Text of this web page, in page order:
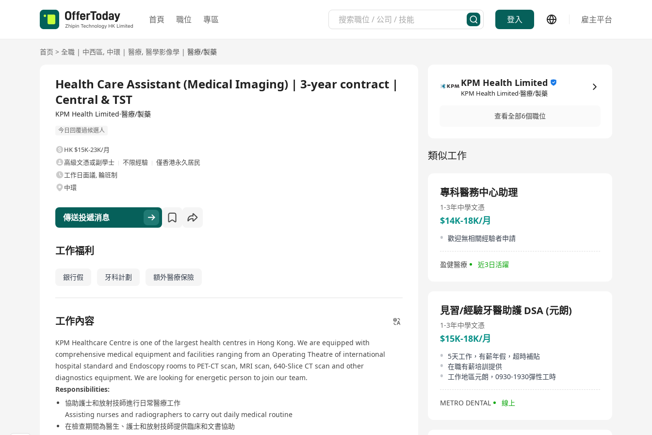
首頁 職位 專區 登入 雇主平台
首页 > 全職 | 中西區, 中環 | 醫療, 醫學影像學 | 醫療/製藥
Health Care Assistant (Medical Imaging) | 3-year contract |
Central & TST
KPM Health Limited·醫療/製藥
今日回覆過候選人
HK $15K-23K/月
高級文憑或副學士
不限經驗
僅香港永久居民
工作日面議, 輪班制
中環
傳送投遞消息
工作福利
銀行假 牙科計劃 額外醫療保險
工作內容
KPM Healthcare Centre is one of the largest health centres in Hong Kong. We are equipped with
comprehensive medical equipment and facilities ranging from an Operating Theatre of international
hospital standard and Endoscopy rooms to PET-CT scan, MRI scan, 640-Slice CT scan and other
diagnostics equipment. We are looking for energetic person to join our team.
Responsibilities:
協助護士和放射技師進行日常醫療工作
Assisting nurses and radiographers to carry out daily medical routine
在檢查期間為醫生、護士和放射技師提供臨床和文書協助
KPM Health Limited
KPM Health Limited·醫療/製藥
查看全部6個職位
類似工作
專科醫務中心助理
1-3年中學文憑
$14K-18K/月
歡迎無相關經驗者申請
盈健醫療 近3日活躍
見習/經驗牙醫助護 DSA (元朗)
1-3年中學文憑
$15K-18K/月
5天工作，有薪年假，超時補貼
在職有薪培訓提供
工作地區元朗，0930-1930彈性工時
METRO DENTAL 線上